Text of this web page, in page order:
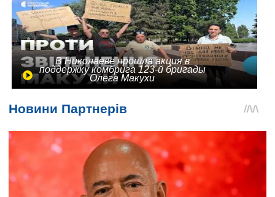
В Николаеве прошла акция в
поддержку комбрига 123-й бригады
Олега Макухи